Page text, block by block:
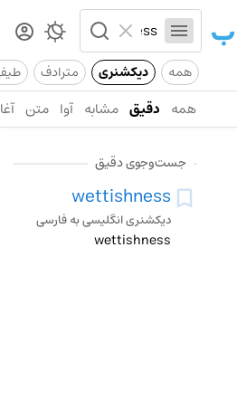
همه دیکشنری مترادف
همه دقیق مشابه آوا متن
جست‌وجوی دقیق
wettishness
دیکشنری انگلیسی به فارسی
wettishness